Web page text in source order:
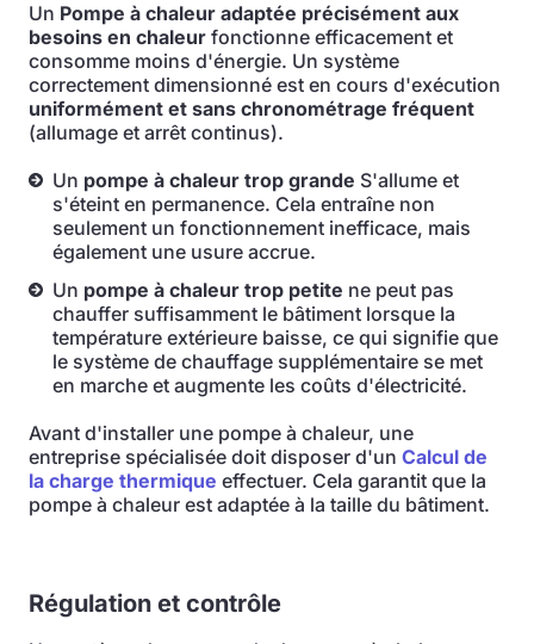
Un Pompe à chaleur adaptée précisément aux
besoins en chaleur fonctionne efficacement et
consomme moins d'énergie. Un système
correctement dimensionné est en cours d'exécution
uniformément et sans chronométrage fréquent
(allumage et arrêt continus).
Un pompe à chaleur trop grande S'allume et
s'éteint en permanence. Cela entraîne non
seulement un fonctionnement inefficace, mais
également une usure accrue.
Un pompe à chaleur trop petite ne peut pas
chauffer suffisamment le bâtiment lorsque la
température extérieure baisse, ce qui signifie que
le système de chauffage supplémentaire se met
en marche et augmente les coûts d'électricité.
Avant d'installer une pompe à chaleur, une
entreprise spécialisée doit disposer d'un Calcul de
la charge thermique effectuer. Cela garantit que la
pompe à chaleur est adaptée à la taille du bâtiment.
Régulation et contrôle